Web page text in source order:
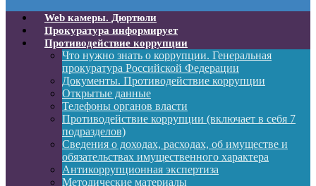
Web камеры. Дюртюли
Прокуратура информирует
Противодействие коррупции
Что нужно знать о коррупции. Генеральная
прокуратура Российской Федерации
Документы. Противодействие коррупции
Открытые данные
Телефоны органов власти
Противодействие коррупции (включает в себя 7
подразделов)
Сведения о доходах, расходах, об имуществе и
обязательствах имущественного характера
Антикоррупционная экспертиза
Методические материалы